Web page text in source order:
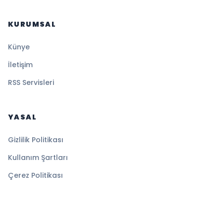
KURUMSAL
Künye
İletişim
RSS Servisleri
YASAL
Gizlilik Politikası
Kullanım Şartları
Çerez Politikası